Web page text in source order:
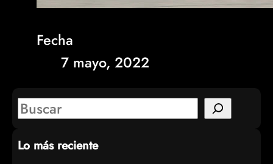
Fecha
7 mayo, 2022
S
a
Lo más reciente